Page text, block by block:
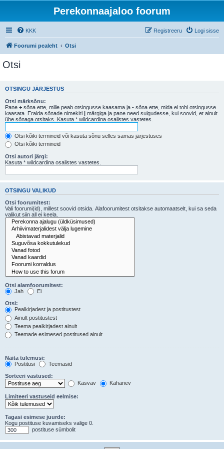
Perekonnaajaloo foorum
KKK Logi sisse
Registreeru
Foorumi pealeht Otsi
Otsi
OTSINGU JÄRJESTUS
Otsi märksõnu:
Pane + sõna ette, mille peab otsingusse kaasama ja - sõna ette, mida ei tohi otsingusse
kaasata. Eralda sõnade nimekiri | märgiga ja pane need sulgudesse, kui soovid, et ainult
ühe sõnaga otsitaks. Kasuta * wildcardina osalistes vastetes.
Otsi kõiki termineid või kasuta sõnu selles samas järjestuses
Otsi kõiki termineid
Otsi autori järgi:
Kasuta * wildcardina osalistes vastetes.
OTSINGU VALIKUD
Otsi foorumitest:
Vali foorumi(id), millest soovid otsida. Alafoorumitest otsitakse automaatselt, kui sa seda
valikut siin all ei keela.
Otsi alamfoorumitest:
Jah
Ei
Otsi:
Pealkirjadest ja postitustest
Ainult postitustest
Teema pealkirjadest ainult
Teemade esimesed postitused ainult
Näita tulemusi:
Postitusi
Teemasid
Sorteeri vastused:
Kasvav
Kahanev
Limiteeri vastuseid eelmise:
Tagasi esimese juurde:
Kogu postituse kuvamiseks valige 0.
postituse sümbolit